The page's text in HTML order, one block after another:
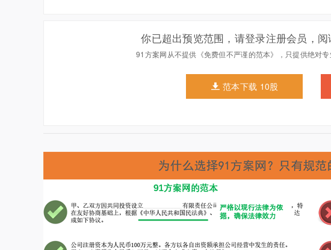
你已超出预览范围，请登录注册会员，
91方案网从不提供《免费但不严谨的范本》，只提供绝对
范本下载 10股